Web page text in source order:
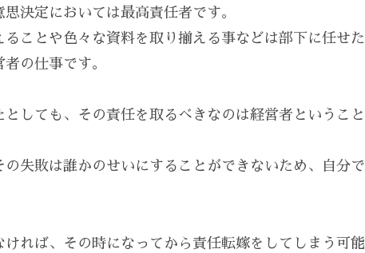
決定においては最高責任者です。
ことや色々な資料を取り揃える事などは部下に任せた
の仕事です。
しても、その責任を取るべきなのは経営者ということ
失敗は誰かのせいにすることができないため、自分で
れば、その時になってから責任転嫁をしてしまう可能